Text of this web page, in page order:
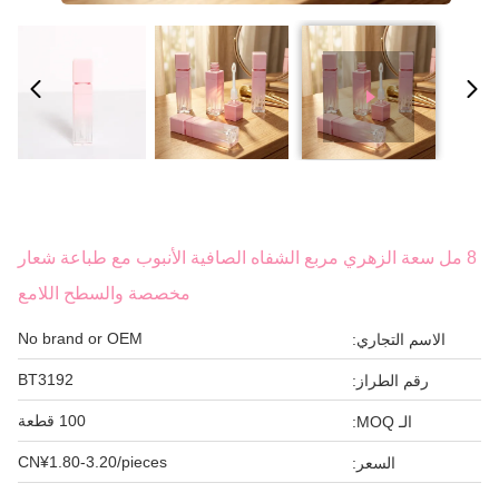
8 مل سعة الزهري مربع الشفاه الصافية الأنبوب مع طباعة شعار
مخصصة والسطح اللامع
الاسم التجاري: No brand or OEM
رقم الطراز: BT3192
الـ MOQ: 100 قطعة
السعر: CN¥1.80-3.20/pieces